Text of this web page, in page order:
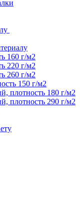
160 г/м2
220 г/м2
260 г/м2
150 г/м2
плотность 180 г/м2
плотность 290 г/м2